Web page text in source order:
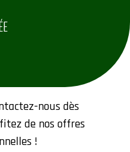
nous dès
de nos offres
!